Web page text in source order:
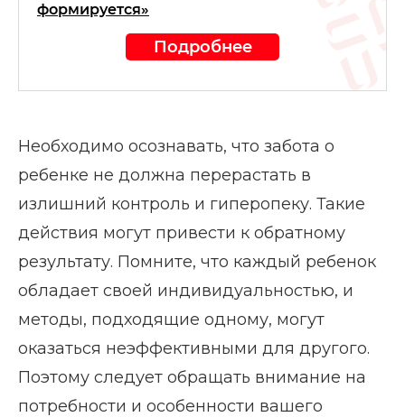
формируется»
Подробнее
Необходимо осознавать, что забота о
ребенке не должна перерастать в
излишний контроль и гиперопеку. Такие
действия могут привести к обратному
результату. Помните, что каждый ребенок
обладает своей индивидуальностью, и
методы, подходящие одному, могут
оказаться неэффективными для другого.
Поэтому следует обращать внимание на
потребности и особенности вашего